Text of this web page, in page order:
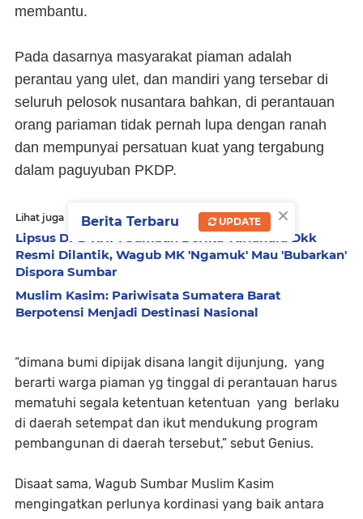
membantu.
Pada dasarnya masyarakat piaman adalah
perantau yang ulet, dan mandiri yang tersebar di
seluruh pelosok nusantara bahkan, di perantauan
orang pariaman tidak pernah lupa dengan ranah
dan mempunyai persatuan kuat yang tergabung
dalam paguyuban PKDP.
Lihat juga
Lipsus DPD KNPI Sumbar: Defika Yufiandra Dkk
Resmi Dilantik, Wagub MK 'Ngamuk' Mau 'Bubarkan'
Dispora Sumbar
Muslim Kasim: Pariwisata Sumatera Barat
Berpotensi Menjadi Destinasi Nasional
“dimana bumi dipijak disana langit dijunjung, yang
berarti warga piaman yg tinggal di perantauan harus
mematuhi segala ketentuan ketentuan yang berlaku
di daerah setempat dan ikut mendukung program
pembangunan di daerah tersebut,” sebut Genius.
Disaat sama, Wagub Sumbar Muslim Kasim
mengingatkan perlunya kordinasi yang baik antara
×
Berita Terbaru UPDATE